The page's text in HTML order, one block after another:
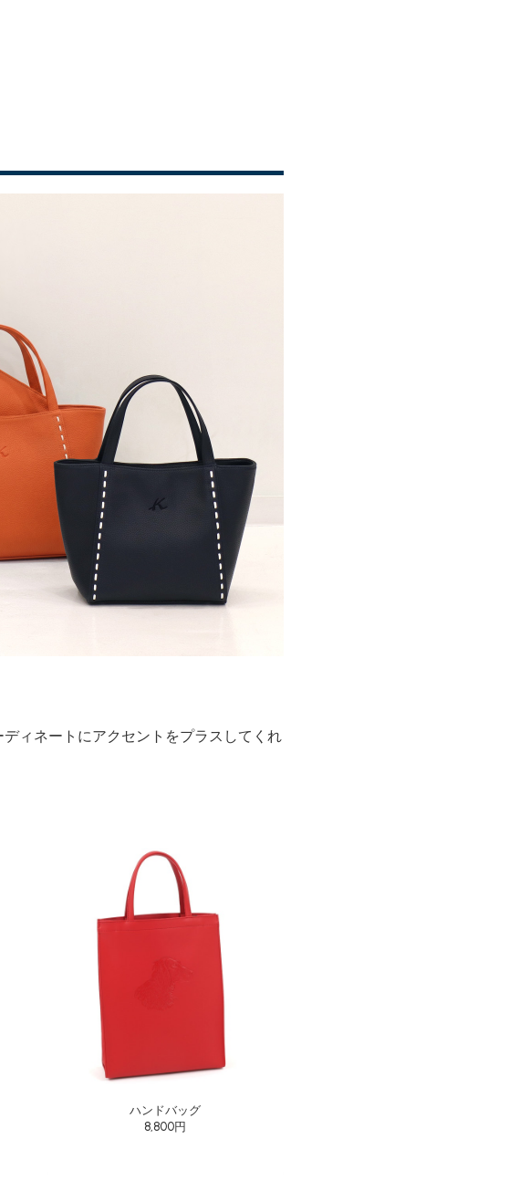
ィネートにアクセントをプラスしてくれ
ハンドバッグ
8,800円